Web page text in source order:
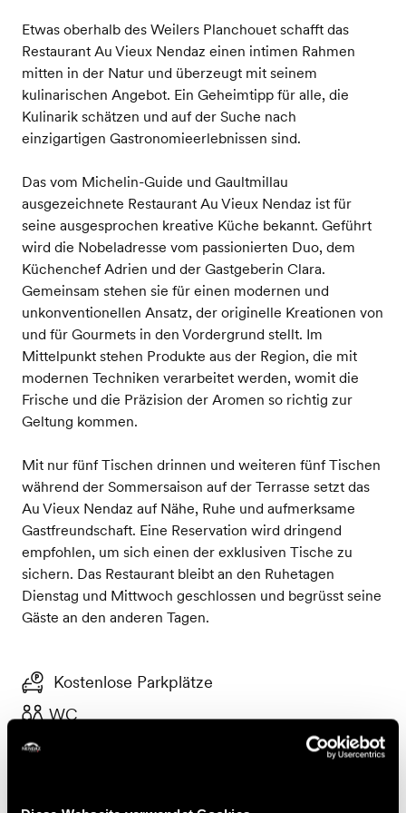
Etwas oberhalb des Weilers Planchouet schafft das
Restaurant Au Vieux Nendaz einen intimen Rahmen
mitten in der Natur und überzeugt mit seinem
kulinarischen Angebot. Ein Geheimtipp für alle, die
Kulinarik schätzen und auf der Suche nach
einzigartigen Gastronomieerlebnissen sind.
Das vom Michelin-Guide und Gaultmillau
ausgezeichnete Restaurant Au Vieux Nendaz ist für
seine ausgesprochen kreative Küche bekannt. Geführt
wird die Nobeladresse vom passionierten Duo, dem
Küchenchef Adrien und der Gastgeberin Clara.
Gemeinsam stehen sie für einen modernen und
unkonventionellen Ansatz, der originelle Kreationen von
und für Gourmets in den Vordergrund stellt. Im
Mittelpunkt stehen Produkte aus der Region, die mit
modernen Techniken verarbeitet werden, womit die
Frische und die Präzision der Aromen so richtig zur
Geltung kommen.
Mit nur fünf Tischen drinnen und weiteren fünf Tischen
während der Sommersaison auf der Terrasse setzt das
Au Vieux Nendaz auf Nähe, Ruhe und aufmerksame
Gastfreundschaft. Eine Reservation wird dringend
empfohlen, um sich einen der exklusiven Tische zu
sichern. Das Restaurant bleibt an den Ruhetagen
Dienstag und Mittwoch geschlossen und begrüsst seine
Gäste an den anderen Tagen.
Kostenlose Parkplätze
WC